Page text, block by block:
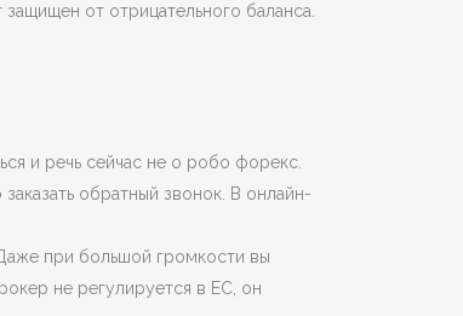
от отрицательного баланса.
и речь сейчас не о робо форекс.
обратный звонок. В онлайн-
при большой громкости вы
не регулируется в ЕС, он